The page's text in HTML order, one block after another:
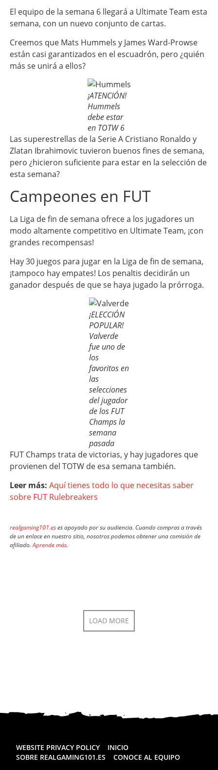
El equipo de la semana 6 llegará a Ultimate Team esta
semana, con un nuevo conjunto de cartas.
Creemos que Mats Hummels y James Ward-Prowse
están casi garantizados en el escuadrón, pero ¿quién
más se unirá a ellos?
¡ATENCIÓN!
Hummels
debe estar
en TOTW 6
Las superestrellas de la Serie A Cristiano Ronaldo y
Zlatan Ibrahimovic tuvieron buenos fines de semana,
pero ¿hicieron suficiente para estar en la selección de
esta semana?
Campeones en FUT
La Liga de fin de semana ofrece a los jugadores un
modo altamente competitivo en Ultimate Team, ¡con
grandes recompensas!
Hay 30 juegos para jugar en la Liga de fin de semana,
¡tampoco hay empates! Los penaltis decidirán un
ganador después de que se haya jugado la prórroga.
¡ELECCIÓN
POPULAR!
Valverde
fue uno de
los
favoritos en
las
selecciones
del jugador
de los FUT
Champs la
semana
pasada
FUT Champs trata de victorias, y hay jugadores que
provienen del TOTW de esa semana también.
Leer más: Aquí tienes todo lo que necesitas saber
sobre FUT Rulebreakers
realgaming101.eses apoyado por su audiencia. Cuando compras a través
de un enlace en nuestro sitio, nosotros podemos obtener una comisión de
afiliado.Aprende más.
LOAD MORE
WEBSITE PRIVACY POLICY
INICIO
SOBRE REALGAMING101.ES
CONOCE AL EQUIPO